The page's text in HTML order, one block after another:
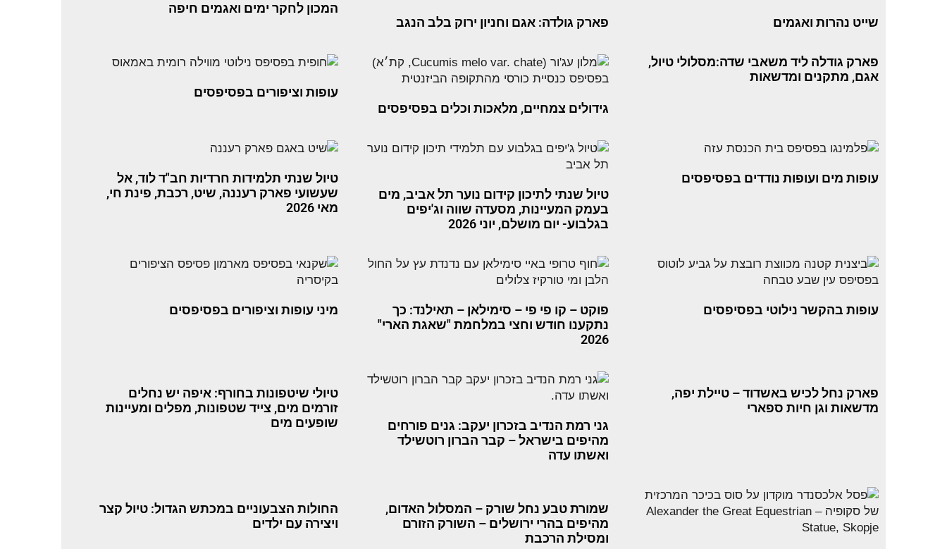
שייט נהרות ואגמים פארק גולדה: אגם וחניון ירוק בלב הנגב
המכון לחקר ימים ואגמים חיפה
פארק גודלה ליד משאבי שדה:מסלולי טיול,
אגם, מתקנים ומדשאות
גידולים צמחיים, מלאכות וכלים בפסיפסים
עופות וציפורים בפסיפסים
עופות מים ועופות נודדים בפסיפסים
טיול שנתי לתיכון קידום נוער תל אביב, מים
בעמק המעיינות, מסעדה שווה וג'יפים
בגלבוע- יום מושלם, יוני 2026
טיול שנתי תלמידות חרדיות חב"ד לוד, אל
שעשועי פארק רעננה, שיט, רכבת, פינת חי,
מאי 2026
עופות בהקשר נילוטי בפסיפסים
פוקט – קו פי פי – סימילאן – תאילנד: כך
נתקענו חודש וחצי במלחמת "שאגת הארי"
2026
מיני עופות וציפורים בפסיפסים
פארק נחל לכיש באשדוד – טיילת יפה,
מדשאות וגן חיות ספארי
גני רמת הנדיב בזכרון יעקב: גנים פורחים
מהיפים בישראל – קבר הברון רוטשילד
ואשתו עדה
טיולי שיטפונות בחורף: איפה יש נחלים
זורמים מים, צייד שטפונות, מפלים ומעיינות
שופעים מים
שמורת טבע נחל שורק – המסלול האדום,
מהיפים בהרי ירושלים – השורק הזורם
ומסילת הרכבת
החולות הצבעוניים במכתש הגדול: טיול קצר
ויצירה עם ילדים